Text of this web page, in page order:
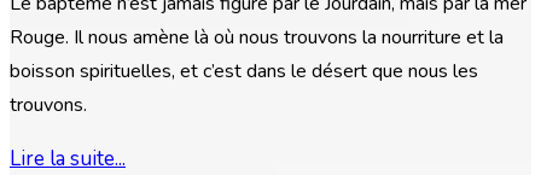
Rouge. Il nous amène là où nous trouvons la nourriture et la
boisson spirituelles, et c’est dans le désert que nous les
trouvons.
Lire la suite...